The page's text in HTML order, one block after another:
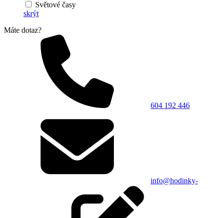
Světové časy
skrýt
Máte dotaz?
604 192 446
info@hodinky-